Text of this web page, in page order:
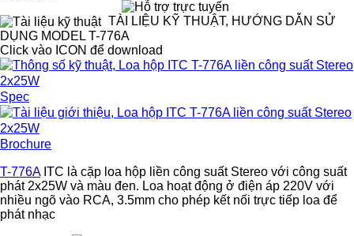
TÀI LIỆU KỸ THUẬT, HƯỚNG DẪN SỬ
DỤNG MODEL T-776A
Click vào ICON để download
Spec
Brochure
T-776AITC là cặp loa hộp liền công suất Stereo với công suất
phát 2x25W và màu đen. Loa hoạt động ở điện áp 220V với
nhiều ngõ vào RCA, 3.5mm cho phép kết nối trực tiếp loa để
phát nhạc